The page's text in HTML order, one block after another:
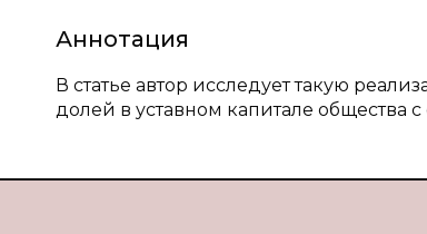
Аннотация
В статье автор исследует такую
долей в уставном капитале общества